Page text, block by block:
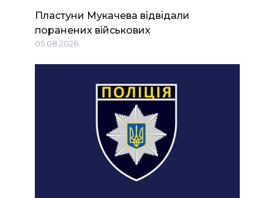
Пластуни Мукачева відвідали
поранених військових
05.08.2026